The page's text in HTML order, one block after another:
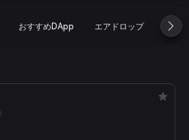
おすすめDApp エアドロップ DeFi